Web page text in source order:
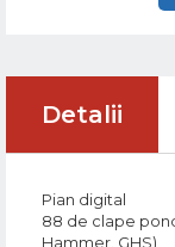
Detalii
Pian digital
88 de clape
Hammer, GHS)